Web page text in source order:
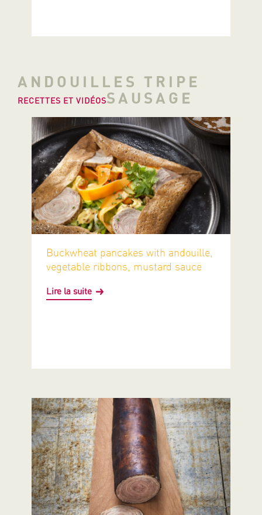
ANDOUILLES TRIPE
SAUSAGE
RECETTES ET VIDÉOS
Buckwheat pancakes with andouille,
vegetable ribbons, mustard sauce
Lire la suite